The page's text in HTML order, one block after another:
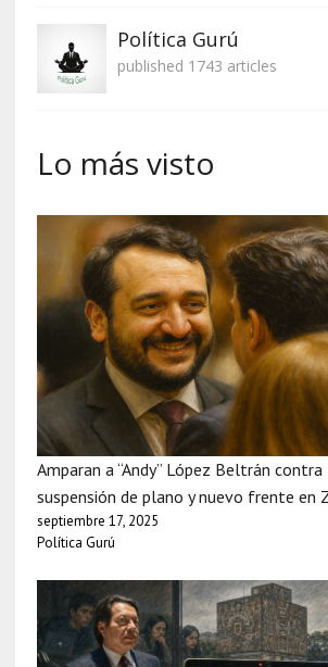
Política Gurú
published 1743 articles
Lo más visto
Amparan a “Andy” López Beltrán contra
suspensión de plano y nuevo frente en
septiembre 17, 2025
Política Gurú